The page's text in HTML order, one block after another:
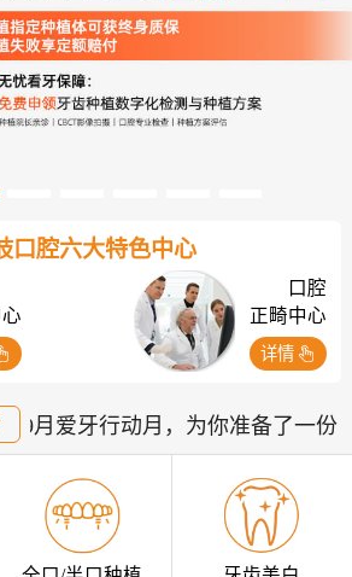
口腔六大特色中心
口腔
正畸中心
详情
9月爱牙行动月，为你准备了一份